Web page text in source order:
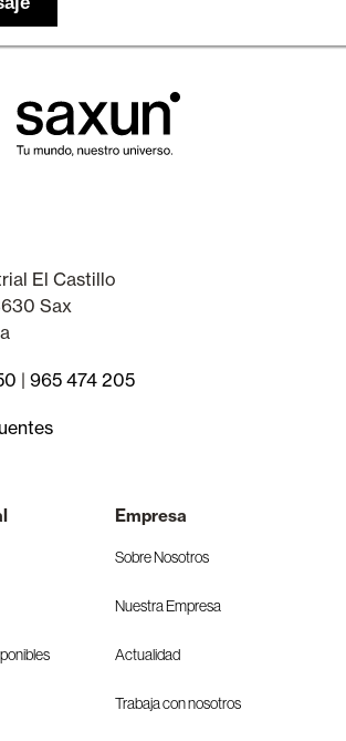
El Castillo
Sax
| 965 474 205
Empresa
Sobre Nosotros
Nuestra Empresa
Actualidad
Trabaja con nosotros